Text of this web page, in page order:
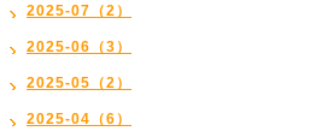
2025-07（2）
2025-06（3）
2025-05（2）
2025-04（6）